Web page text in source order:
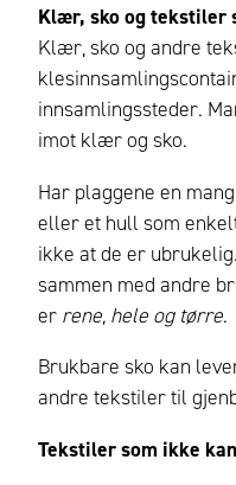
Klær, sko og tekstiler
Klær, sko og andre
innsamlingssteder.
imot klær og sko.
Har plaggene en
eller et hull som
ikke at de er
sammen med andre
er rene, hele og tørre.
Brukbare sko kan
andre tekstiler til
Tekstiler som ikke